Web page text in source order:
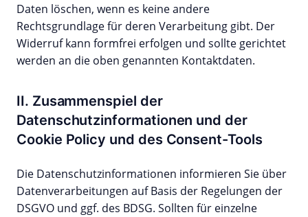
Daten löschen, wenn es keine andere
Rechtsgrundlage für deren Verarbeitung gibt. Der
Widerruf kann formfrei erfolgen und sollte gerichtet
werden an die oben genannten Kontaktdaten.
II. Zusammenspiel der
Datenschutzinformationen und der
Cookie Policy und des Consent-Tools
Die Datenschutzinformationen informieren Sie über
Datenverarbeitungen auf Basis der Regelungen der
DSGVO und ggf. des BDSG. Sollten für einzelne